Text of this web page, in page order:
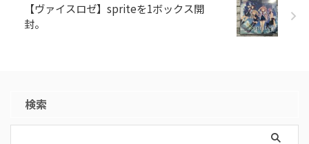
【ヴァイスロゼ】spriteを1ボックス開
封。
検索